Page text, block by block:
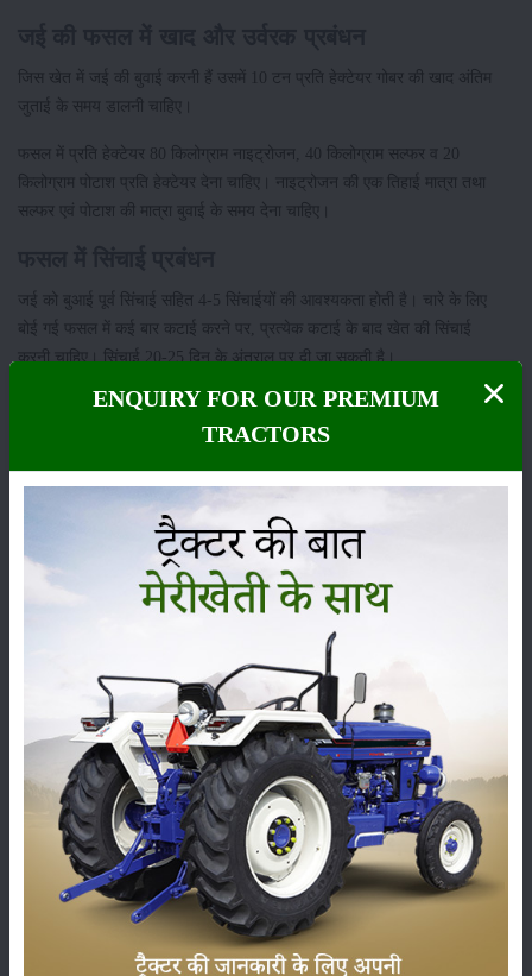
जिस खेत में जई की बुवाई करनी हैं उसमें 10 टन प्रति हेक्टेयर गोबर की खाद अंतिम
जुताई के समय डालनी चाहिए।
फसल में प्रति हेक्टेयर 80 किलोग्राम नाइट्रोजन, 40 किलोग्राम सल्फर व 20
किलोग्राम पोटाश प्रति हेक्टेयर देना चाहिए। नाइट्रोजन की एक तिहाई मात्रा तथा
सल्फर एवं पोटाश की मात्रा बुवाई के समय देना चाहिए।
जई को बुआई पूर्व सिंचाई सहित 4-5 सिंचाईयों की आवश्यकता होती है। चारे के लिए
बोई गई फसल में कई बार कटाई करने पर, प्रत्येक कटाई के बाद खेत की सिंचाई
करनी चाहिए। सिंचाई 20-25 दिन के अंतराल पर दी जा सकती है।
जई की कटाई और उपज
एकल कट किस्म में कटाई 50% फूल अवस्था पर की जाती है। पहली कटाई 60 दिन
पर करनी चाहिए, उसके बाद दूसरी कटाई 50% फूल आने की अवस्था पर करनी
जबकि मल्टीकट किस्मों में पहली कटाई 60 दिन की अवस्था में की जाती है, उसके बाद
दूसरी कटाई 45 दिन की अवस्था में की जाती है।
हरे चारे की उपज जई में 400-500 क्विंटल/हेक्टेयर लिया जा सकता है।
फसल भंडारण
ENQUIRY FOR OUR PREMIUM
TRACTORS